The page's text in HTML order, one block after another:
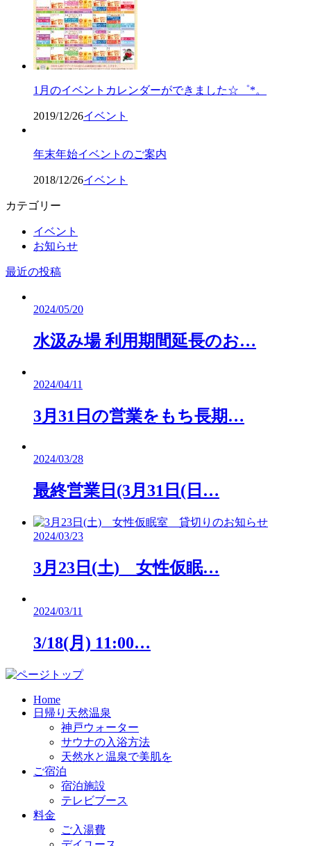
1月のイベントカレンダーができました☆゜*。
2019/12/26イベント
年末年始イベントのご案内
2018/12/26イベント
カテゴリー
イベント
お知らせ
最近の投稿
2024/05/20
水汲み場 利用期間延長のお…
2024/04/11
3月31日の営業をもち長期…
2024/03/28
最終営業日(3月31日(日…
2024/03/23
3月23日(土) 女性仮眠…
2024/03/11
3/18(月) 11:00…
Home
日帰り天然温泉
神戸ウォーター
サウナの入浴方法
天然水と温泉で美肌を
ご宿泊
宿泊施設
テレビブース
料金
ご入湯費